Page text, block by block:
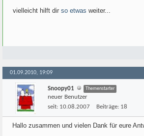
vielleicht hilft dir so etwas weiter...
01.09.2010, 19:09
Snoopy01 Themenstarter
neuer Benutzer
seit: 10.08.2007 Beiträge: 18
Hallo zusammen und vielen Dank für eure